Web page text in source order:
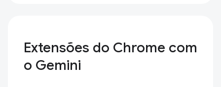
Extensões do Chrome com
o Gemini